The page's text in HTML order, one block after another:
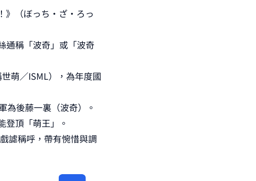
》（ぼっち・ざ・ろっ
通稱「波奇」或「波奇
萌／ISML），為年度國
為後藤一裏（波奇）。
登頂「萌王」。
謔稱呼，帶有惋惜與調